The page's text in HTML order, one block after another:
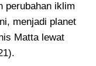
perubahan iklim
menjadi planet
Matta lewat